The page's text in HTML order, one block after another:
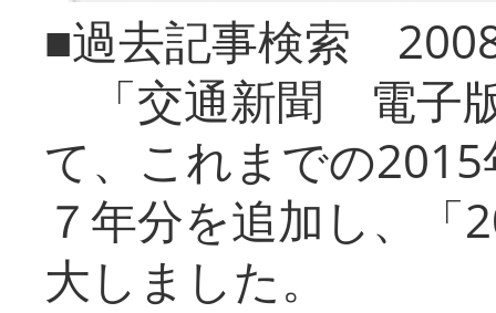
■過去記事検索
「交通新聞 電子
て、これまでの
７年分を追加し、「
大しまし